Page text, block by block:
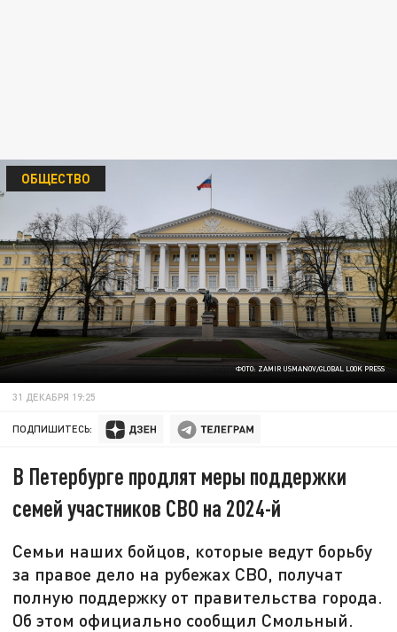
ФОТО: ZAMIR USMANOV/GLOBAL LOOK PRESS
ОБЩЕСТВО
31 ДЕКАБРЯ 19:25
ПОДПИШИТЕСЬ:
В Петербурге продлят меры поддержки
семей участников СВО на 2024-й
Семьи наших бойцов, которые ведут борьбу
за правое дело на рубежах СВО, получат
полную поддержку от правительства города.
Об этом официально сообщил Смольный.